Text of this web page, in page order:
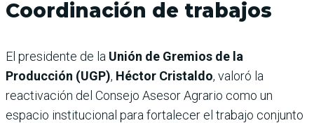
Coordinación de trabajos
El presidente de la Unión de Gremios de la
Producción (UGP), Héctor Cristaldo, valoró la
reactivación del Consejo Asesor Agrario como un
espacio institucional para fortalecer el trabajo conjunto